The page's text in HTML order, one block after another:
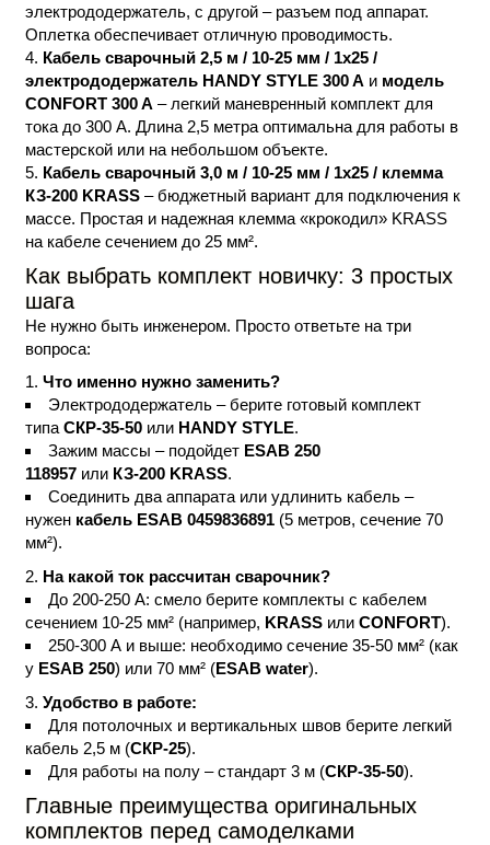
электрододержатель, с другой – разъем под аппарат.
Оплетка обеспечивает отличную проводимость.
Кабель сварочный 2,5 м / 10-25 мм / 1х25 /
электрододержатель HANDY STYLE 300 A и модель
CONFORT 300 A – легкий маневренный комплект для
тока до 300 А. Длина 2,5 метра оптимальна для работы в
мастерской или на небольшом объекте.
Кабель сварочный 3,0 м / 10-25 мм / 1х25 / клемма
КЗ-200 KRASS – бюджетный вариант для подключения к
массе. Простая и надежная клемма «крокодил» KRASS
на кабеле сечением до 25 мм².
Как выбрать комплект новичку: 3 простых
шага
Не нужно быть инженером. Просто ответьте на три
вопроса:
Что именно нужно заменить?
Электрододержатель – берите готовый комплект
типаСКР-35-50 или HANDY STYLE.
Зажим массы – подойдет ESAB 250
118957 или КЗ-200 KRASS.
Соединить два аппарата или удлинить кабель –
нужен кабель ESAB 0459836891 (5 метров, сечение 70
мм²).
На какой ток рассчитан сварочник?
До 200-250 А: смело берите комплекты с кабелем
сечением 10-25 мм² (например, KRASS или CONFORT).
250-300 А и выше: необходимо сечение 35-50 мм² (как
у ESAB 250) или 70 мм² (ESAB water).
Удобство в работе:
Для потолочных и вертикальных швов берите легкий
кабель 2,5 м (СКР-25).
Для работы на полу – стандарт 3 м (СКР-35-50).
Главные преимущества оригинальных
комплектов перед самоделками